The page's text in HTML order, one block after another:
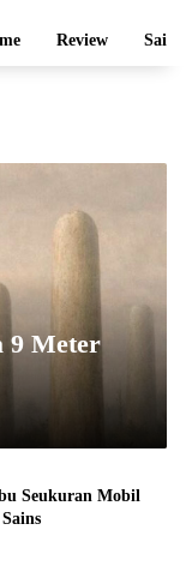
Review Sains
9 Meter
Seukuran Mobil